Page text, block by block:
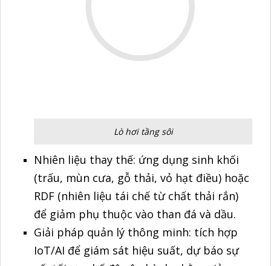
để giảm phụ thuộc vào than đá và dầu.
Giải pháp quản lý thông minh: tích hợp
IoT/AI để giám sát hiệu suất, dự báo sự
cố, tối ưu chế độ vận hành nhằm giảm
hồi nhiệt dư và công nghệ lưu trữ
trong các ngành có quá trình sấy, nung, gia
nhiệt liên tục.
Điện mặt trời nhiệt (solar thermal)
và tích hợp vào hệ thống lò hơi
Một hướng công nghệ mới đáng chú ý là tích
hợp năng lượng mặt trời nhiệt vào hệ thống